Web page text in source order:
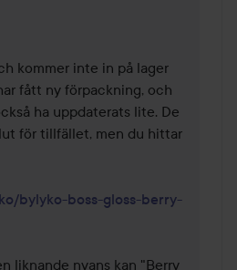
kommer inte in på lager
fått ny förpackning, och
ha uppdaterats lite. De
för tillfället, men du hittar
bylyko-boss-gloss-berry-
liknande nyans kan "Berry